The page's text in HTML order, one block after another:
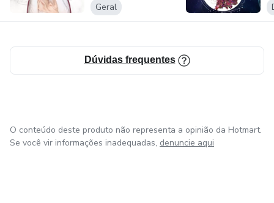
Geral
Dúvidas frequentes
O conteúdo deste produto não representa a opinião da Hotmart.
Se você vir informações inadequadas, denuncie aqui